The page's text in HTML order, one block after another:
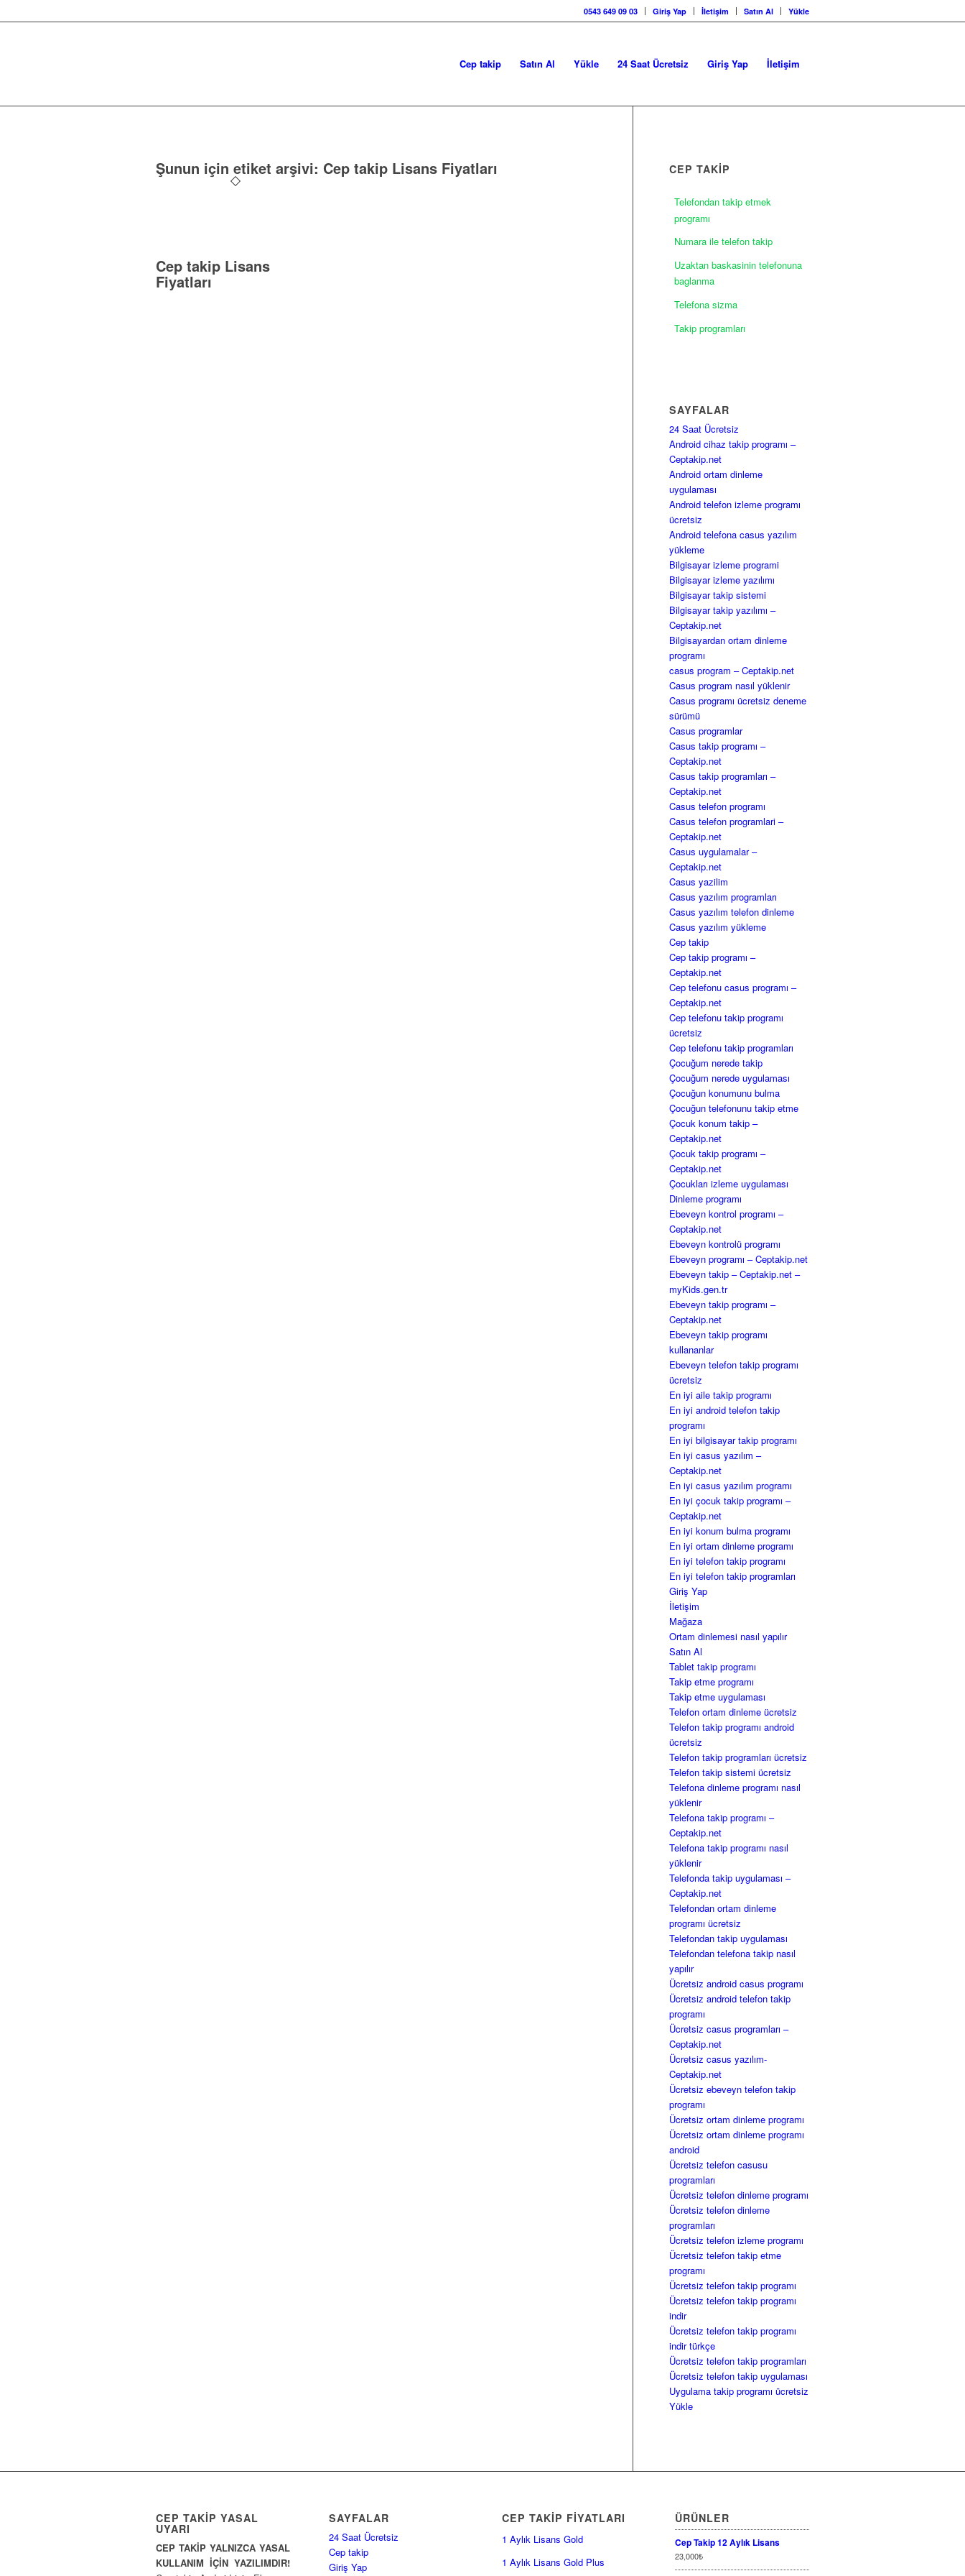
0543 649 09 03 Giriş Yap İletişim Satın Al Yükle
Cep takip Satın Al Yükle 24 Saat Ücretsiz Giriş Yap İletişim
Şunun için etiket arşivi: Cep takip Lisans Fiyatları
Cep takip Lisans
Fiyatları
CEP TAKİP
Telefondan takip etmek
programı
Numara ile telefon takip
Uzaktan baskasinin telefonuna
baglanma
Telefona sizma
Takip programları
SAYFALAR
24 Saat Ücretsiz
Android cihaz takip programı –
Ceptakip.net
Android ortam dinleme
uygulaması
Android telefon izleme programı
ücretsiz
Android telefona casus yazılım
yükleme
Bilgisayar izleme programi
Bilgisayar izleme yazılımı
Bilgisayar takip sistemi
Bilgisayar takip yazılımı –
Ceptakip.net
Bilgisayardan ortam dinleme
programı
casus program – Ceptakip.net
Casus program nasıl yüklenir
Casus programı ücretsiz deneme
sürümü
Casus programlar
Casus takip programı –
Ceptakip.net
Casus takip programları –
Ceptakip.net
Casus telefon programı
Casus telefon programlari –
Ceptakip.net
Casus uygulamalar –
Ceptakip.net
Casus yazilim
Casus yazılım programları
Casus yazılım telefon dinleme
Casus yazılım yükleme
Cep takip
Cep takip programı –
Ceptakip.net
Cep telefonu casus programı –
Ceptakip.net
Cep telefonu takip programı
ücretsiz
Cep telefonu takip programları
Çocuğum nerede takip
Çocuğum nerede uygulaması
Çocuğun konumunu bulma
Çocuğun telefonunu takip etme
Çocuk konum takip –
Ceptakip.net
Çocuk takip programı –
Ceptakip.net
Çocukları izleme uygulaması
Dinleme programı
Ebeveyn kontrol programı –
Ceptakip.net
Ebeveyn kontrolü programı
Ebeveyn programı – Ceptakip.net
Ebeveyn takip – Ceptakip.net –
myKids.gen.tr
Ebeveyn takip programı –
Ceptakip.net
Ebeveyn takip programı
kullananlar
Ebeveyn telefon takip programı
ücretsiz
En iyi aile takip programı
En iyi android telefon takip
programı
En iyi bilgisayar takip programı
En iyi casus yazılım –
Ceptakip.net
En iyi casus yazılım programı
En iyi çocuk takip programı –
Ceptakip.net
En iyi konum bulma programı
En iyi ortam dinleme programı
En iyi telefon takip programı
En iyi telefon takip programları
Giriş Yap
İletişim
Mağaza
Ortam dinlemesi nasıl yapılır
Satın Al
Tablet takip programı
Takip etme programı
Takip etme uygulaması
Telefon ortam dinleme ücretsiz
Telefon takip programı android
ücretsiz
Telefon takip programları ücretsiz
Telefon takip sistemi ücretsiz
Telefona dinleme programı nasıl
yüklenir
Telefona takip programı –
Ceptakip.net
Telefona takip programı nasıl
yüklenir
Telefonda takip uygulaması –
Ceptakip.net
Telefondan ortam dinleme
programı ücretsiz
Telefondan takip uygulaması
Telefondan telefona takip nasıl
yapılır
Ücretsiz android casus programı
Ücretsiz android telefon takip
programı
Ücretsiz casus programları –
Ceptakip.net
Ücretsiz casus yazılım-
Ceptakip.net
Ücretsiz ebeveyn telefon takip
programı
Ücretsiz ortam dinleme programı
Ücretsiz ortam dinleme programı
android
Ücretsiz telefon casusu
programları
Ücretsiz telefon dinleme programı
Ücretsiz telefon dinleme
programları
Ücretsiz telefon izleme programı
Ücretsiz telefon takip etme
programı
Ücretsiz telefon takip programı
Ücretsiz telefon takip programı
indir
Ücretsiz telefon takip programı
indir türkçe
Ücretsiz telefon takip programları
Ücretsiz telefon takip uygulaması
Uygulama takip programı ücretsiz
Yükle
CEP TAKİP YASAL
UYARI
CEP TAKİP YALNIZCA YASAL
KULLANIM İÇİN YAZILIMDIR!
SAYFALAR
24 Saat Ücretsiz
Cep takip
Giriş Yap
CEP TAKİP FİYATLARI
1 Aylık Lisans Gold
1 Aylık Lisans Gold Plus
ÜRÜNLER
Cep Takip 12 Aylık Lisans
23,000₺